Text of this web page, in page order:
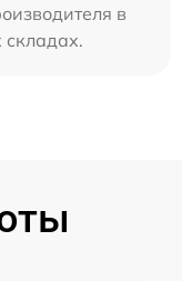
в
складах.